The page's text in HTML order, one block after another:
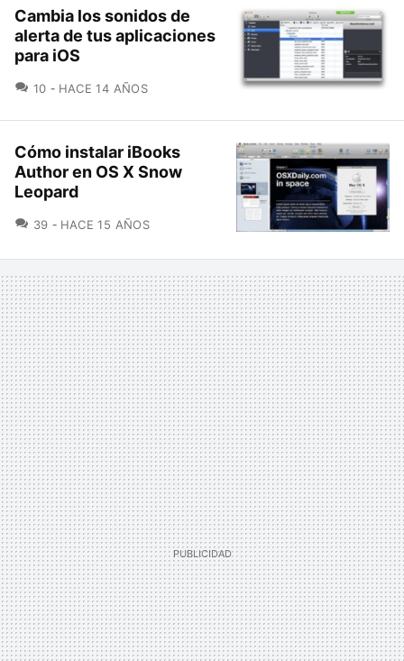
Cambia los sonidos de
alerta de tus aplicaciones
para iOS
10 COMENTARIOS
HACE 14 AÑOS
Cómo instalar iBooks
Author en OS X Snow
Leopard
39 COMENTARIOS
HACE 15 AÑOS